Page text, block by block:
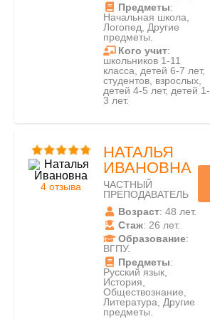
Предметы:
Начальная школа,
Логопед, Другие
предметы.
Кого учит:
школьников 1-11
класса, детей 6-7 лет,
студентов, взрослых,
детей 4-5 лет, детей 1-
3 лет.
4 отзыва
НАТАЛЬЯ
ИВАНОВНА
ЧАСТНЫЙ
ПРЕПОДАВАТЕЛЬ
Возраст: 48 лет.
Стаж: 26 лет.
Образование:
ВГПУ.
Предметы:
Русский язык,
История,
Обществознание,
Литература, Другие
предметы.